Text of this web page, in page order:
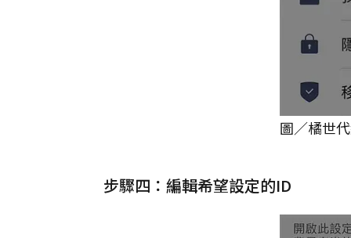
圖／橘世
步驟四：編輯希望設定的ID